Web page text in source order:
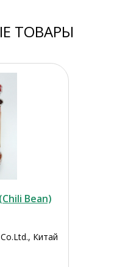
ТОВАРЫ
Bean)
Китай